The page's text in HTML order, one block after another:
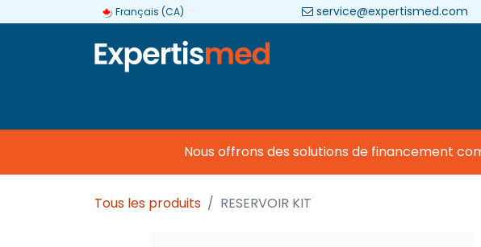
Français (CA) service@expertismed.com
Nous offrons des solutions de financement
Tous les produits RESERVOIR KIT